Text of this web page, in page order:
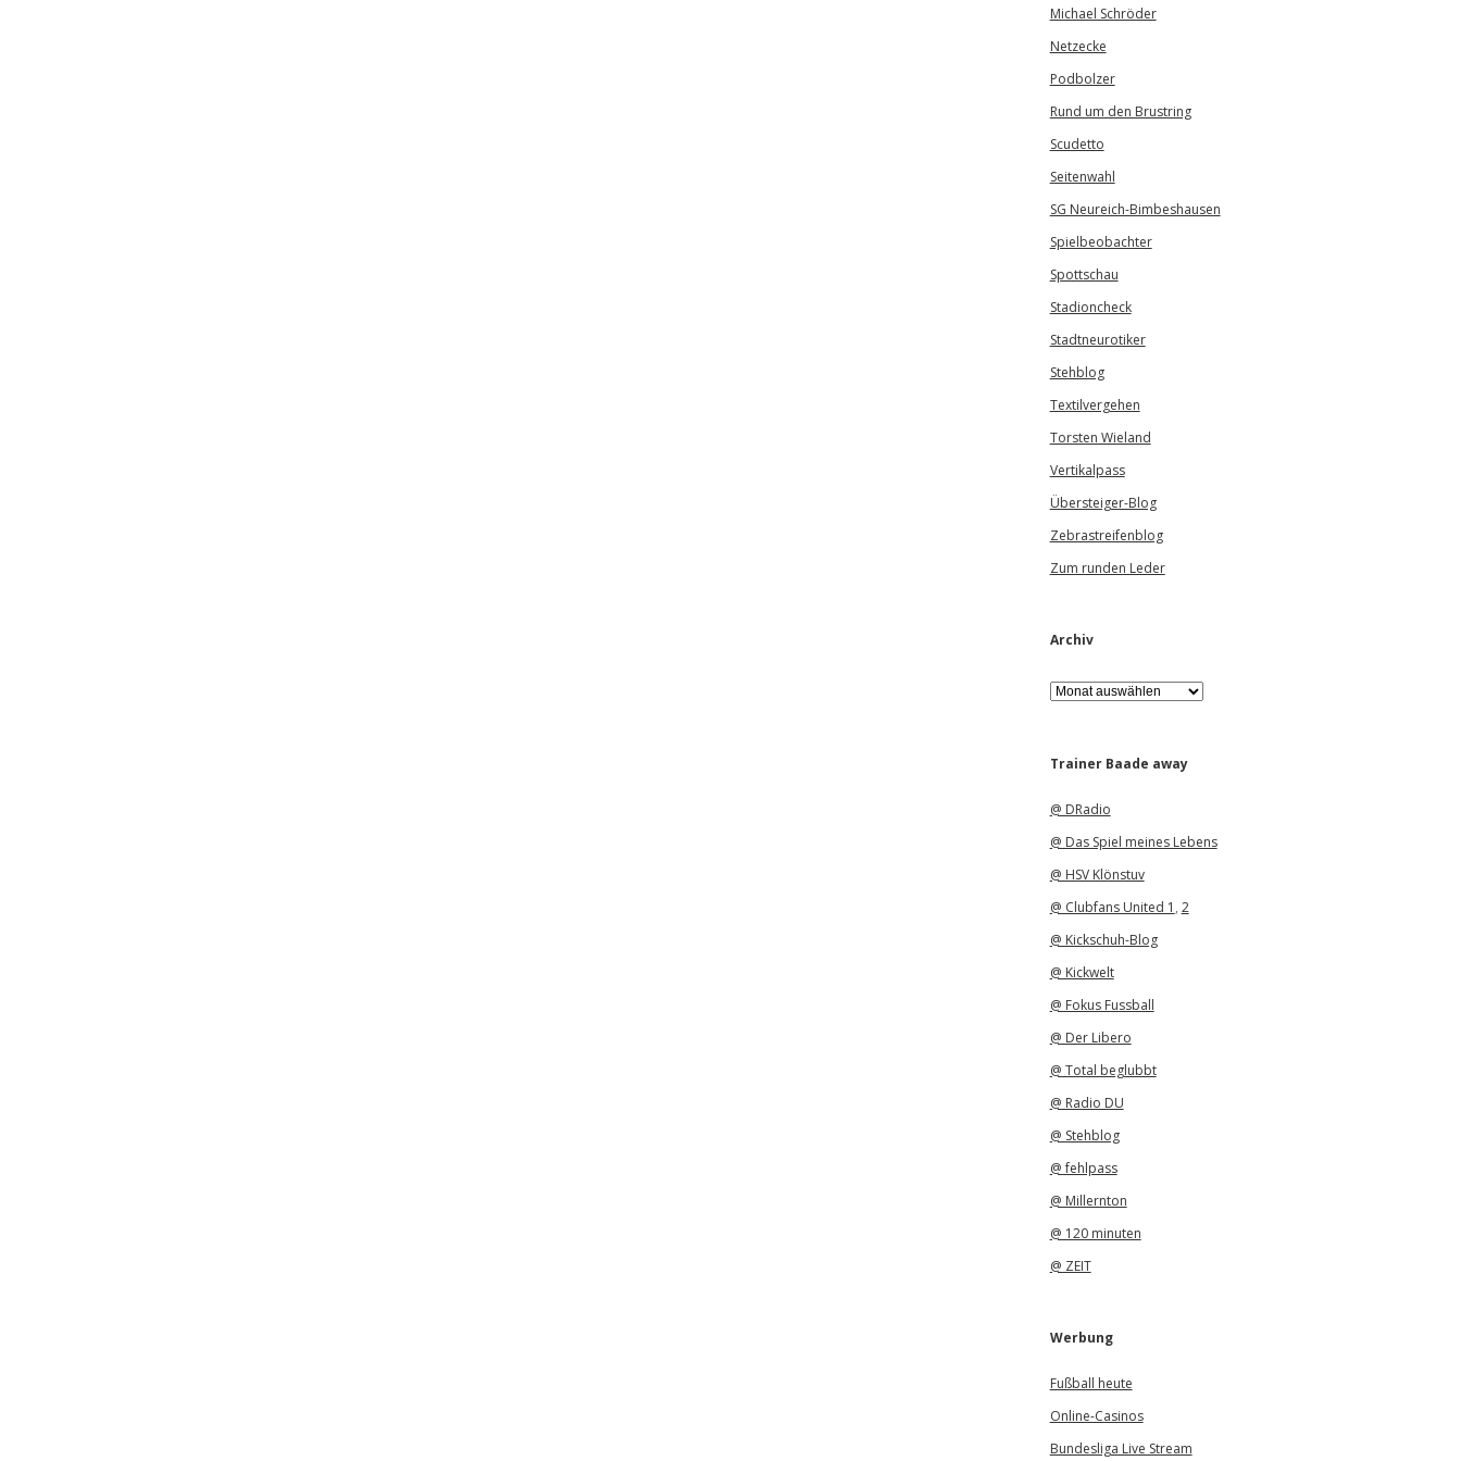
Michael Schröder
Netzecke
Podbolzer
Rund um den Brustring
Scudetto
Seitenwahl
SG Neureich-Bimbeshausen
Spielbeobachter
Spottschau
Stadioncheck
Stadtneurotiker
Stehblog
Textilvergehen
Torsten Wieland
Vertikalpass
Übersteiger-Blog
Zebrastreifenblog
Zum runden Leder
Archiv
A
r
iTrainer Baade away
@ DRadio
@ Das Spiel meines Lebens
@ HSV Klönstuv
@ Clubfans United 1 , 2
@ Kickschuh-Blog
@ Kickwelt
@ Fokus Fussball
@ Der Libero
@ Total beglubbt
@ Radio DU
@ Stehblog
@ fehlpass
@ Millernton
@ 120 minuten
@ ZEIT
Werbung
Fußball heute
Online-Casinos
Bundesliga Live Stream